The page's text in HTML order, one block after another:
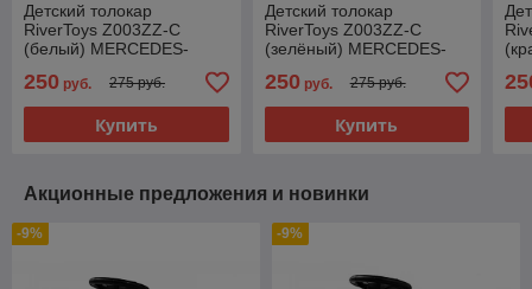
Детский толокар
RiverToys Z003ZZ-C
(белый) MERCEDES-
BENZ MAYBACH GLS600
250 руб. 275 руб.
Купить
Детский толокар
RiverToys Z003ZZ-C
(зелёный) MERCEDES-
BENZ MAYBACH GLS600
250 руб. 275 руб.
Купить
Акционные предложения и новинки
-9% -9%